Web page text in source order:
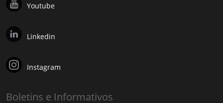
Youtube
Linkedin
Instagram
Boletins e Informativos